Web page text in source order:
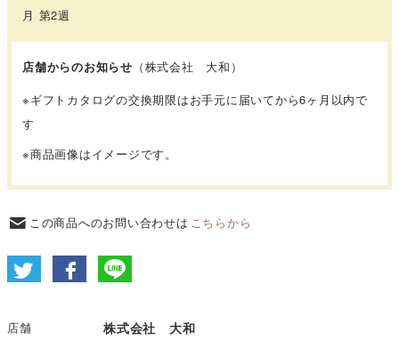
月 第2週
店舗からのお知らせ （株式会社 大和）
※ギフトカタログの交換期限はお手元に届いてから6ヶ月以内で
す
※商品画像はイメージです。
この商品へのお問い合わせは こちらから
店舗 株式会社 大和